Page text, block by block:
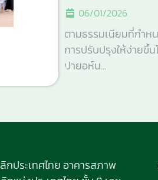
06/01/2026
ตามธรรมเนียมที่กำห
การปรับปรุงให้ง่ายขึ้
ปายอห์น...
ประเทศไทย อาคารสภาพ